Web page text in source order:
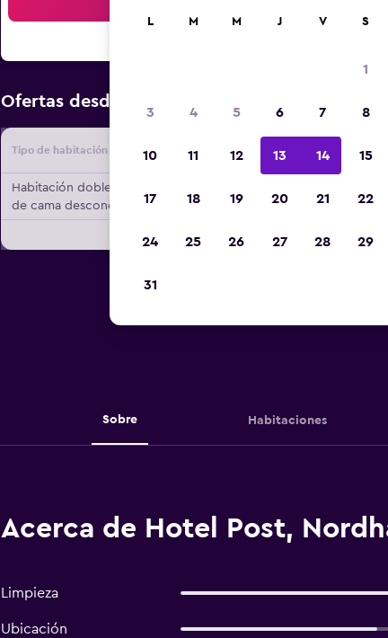
Ofertas desde
Tipo de habitación Proveedor Total noche
Habitación doble, tipo
de cama desconocido
$117 Ver
Sobre Habitaciones
Acerca de Hotel Post,
Limpieza
Ubicación
L M M J V S
1
3 4 5 6 7 8
10 11 12 13 14 15
17 18 19 20 21 22
24 25 26 27 28 29
31